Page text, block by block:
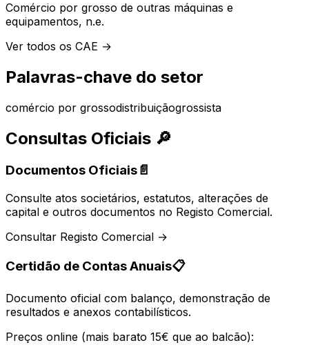
Comércio por grosso de outras máquinas e
equipamentos, n.e.
Ver todos os CAE →
Palavras-chave do setor
comércio por grossodistribuiçãogrossista
Consultas Oficiais 🔎
Documentos Oficiais📄
Consulte atos societários, estatutos, alterações de
capital e outros documentos no Registo Comercial.
Consultar Registo Comercial →
Certidão de Contas Anuais📋
Documento oficial com balanço, demonstração de
resultados e anexos contabilísticos.
Preços online (mais barato 15€ que ao balcão):